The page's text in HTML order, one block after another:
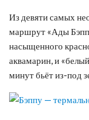
Из девяти самых
маршрут «Ады
насыщенного
аквамарин, и
минут бьёт из-под